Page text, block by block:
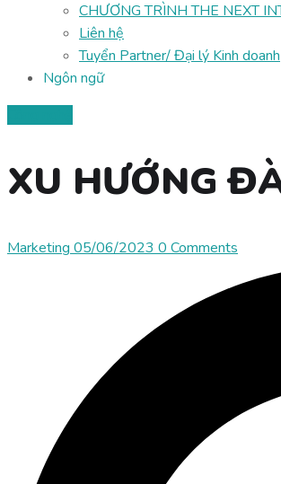
CHƯƠNG TRÌNH THE NEXT
Liên hệ
Tuyển Partner/ Đại lý Kinh doanh
Ngôn ngữ
XU HƯỚNG
Marketing 05/06/2023 0 Comments